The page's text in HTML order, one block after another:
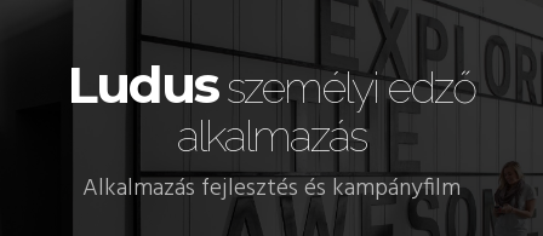
Ludusszemélyi edző
alkalmazás
Alkalmazás fejlesztés és kampányfilm